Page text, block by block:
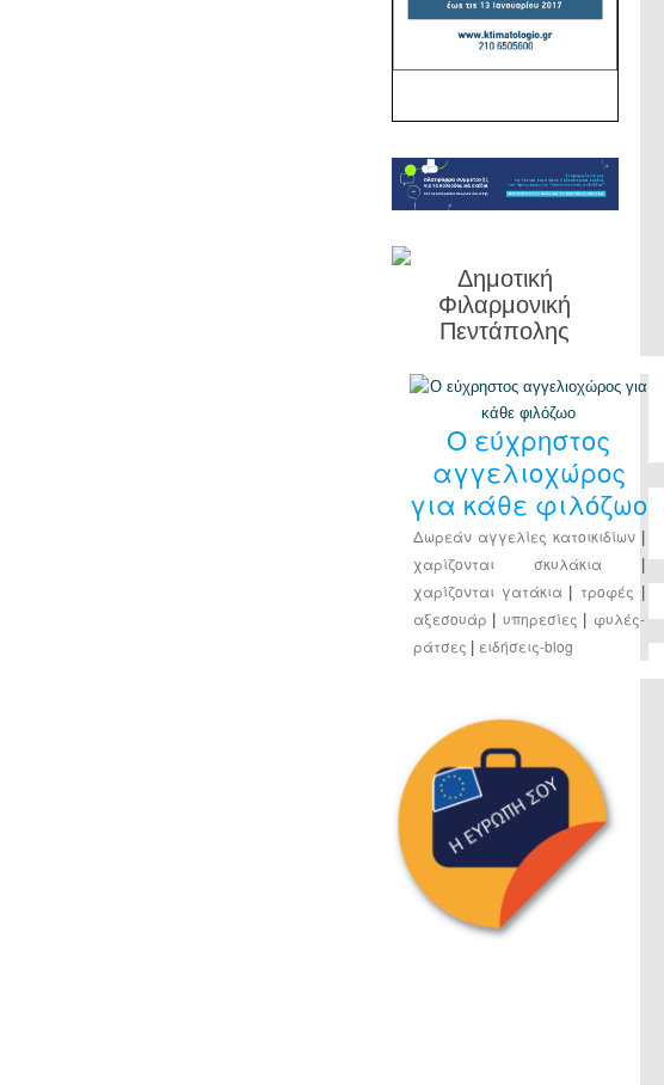
Δημοτική
Φιλαρμονική
Πεντάπολης
Ο εύχρηστος
αγγελιοχώρος
για κάθε φιλόζωο
Δωρεάν αγγελίες κατοικιδίων
χαρίζονται σκυλάκια
χαρίζονται γατάκια τροφές
αξεσουάρ υπηρεσίες
φυλές-
ράτσες
ειδήσεις-blog